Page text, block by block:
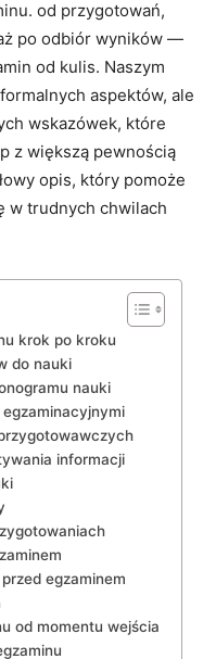
od przygotowań,
po odbiór wyników —
od kulis. Naszym
aspektów, ale
wskazówek, które
z większą pewnością
opis, który pomoże
w trudnych chwilach
krok po kroku
do nauki
nauki
informacji
egzaminem
od momentu wejścia